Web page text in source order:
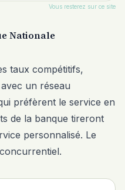
Vous resterez sur ce site
Nationale
taux compétitifs,
un réseau
préfèrent le service en
de la banque tireront
personnalisé. Le